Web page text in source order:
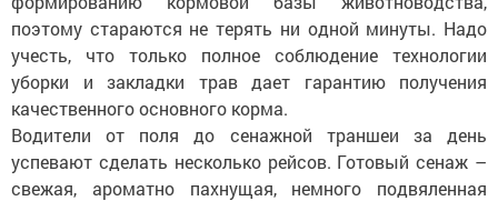
поэтому стараются не терять ни одной минуты. Надо
учесть, что только полное соблюдение технологии
уборки и закладки трав дает гарантию получения
качественного основного корма.
Водители от поля до сенажной траншеи за день
успевают сделать несколько рейсов. Готовый сенаж –
свежая, ароматно пахнущая, немного подвяленная